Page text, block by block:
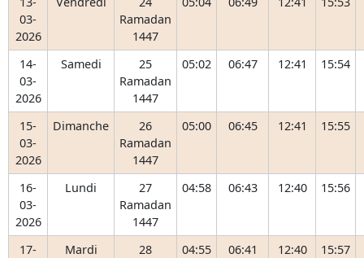
03-
2026
Ramadan
1447
14-
03-
2026
Samedi
25
Ramadan
1447
05:02 06:47 12:41 15:54
15-
03-
2026
Dimanche
26
Ramadan
1447
05:00 06:45 12:41 15:55
16-
03-
2026
Lundi
27
Ramadan
1447
04:58 06:43 12:40 15:56
17-
Mardi
28
04:55 06:41 12:40 15:57